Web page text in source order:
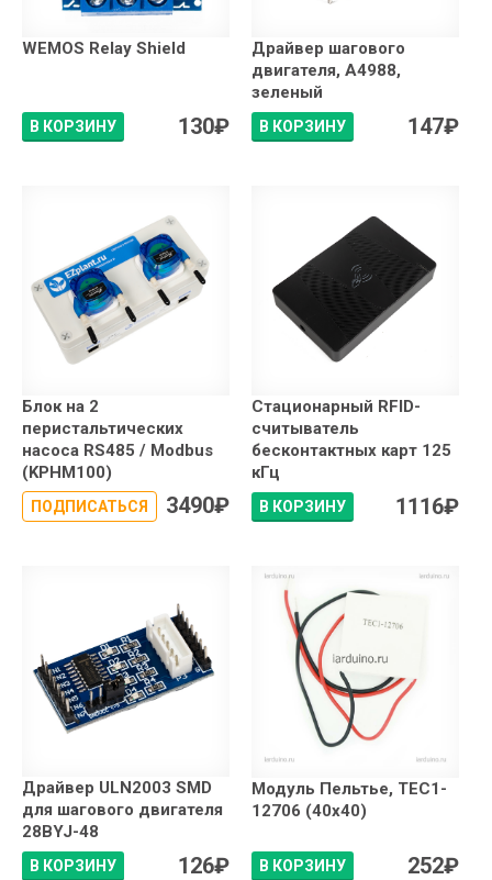
WEMOS Relay Shield
В КОРЗИНУ 130₽
Драйвер шагового
двигателя, A4988,
зеленый
В КОРЗИНУ 147₽
Блок на 2
перистальтических
насоса RS485 / Modbus
(KPHM100)
ПОДПИСАТЬСЯ 3490₽
Стационарный RFID-
считыватель
бесконтактных карт 125
кГц
В КОРЗИНУ 1116₽
Драйвер ULN2003 SMD
для шагового двигателя
28BYJ-48
В КОРЗИНУ 126₽
Модуль Пельтье, TEC1-
12706 (40x40)
В КОРЗИНУ 252₽